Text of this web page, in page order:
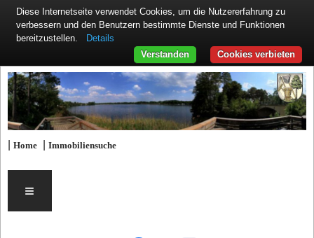
|Home |Immobiliensuche
≡
Diese Internetseite verwendet Cookies, um die Nutzererfahrung zu
verbessern und den Benutzern bestimmte Dienste und Funktionen
bereitzustellen.
Details
Cookies verbieten
Verstanden